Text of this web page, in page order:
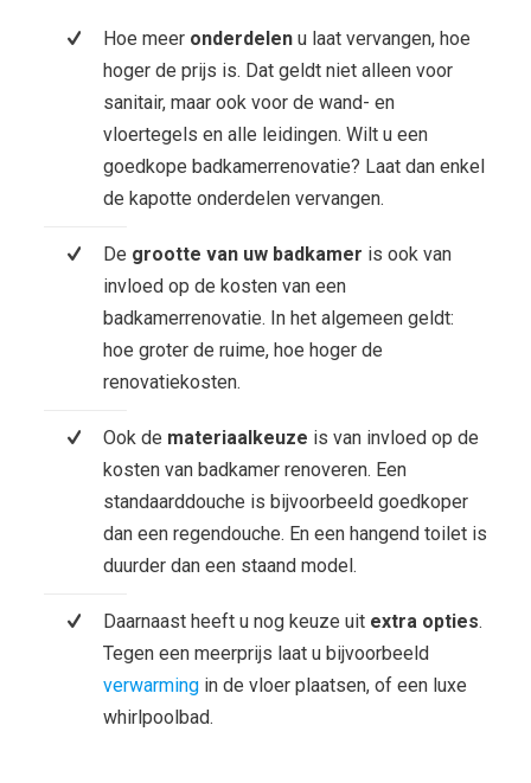
Hoe meer onderdelenu laat vervangen, hoe
hoger de prijs is. Dat geldt niet alleen voor
sanitair, maar ook voor de wand- en
vloertegels en alle leidingen. Wilt u een
goedkope badkamerrenovatie? Laat dan enkel
de kapotte onderdelen vervangen.
De grootte van uw badkamer is ook van
invloed op de kosten van een
badkamerrenovatie. In het algemeen geldt:
hoe groter de ruime, hoe hoger de
renovatiekosten.
Ook de materiaalkeuze is van invloed op de
kosten van badkamer renoveren. Een
standaarddouche is bijvoorbeeld goedkoper
dan een regendouche. En een hangend toilet is
duurder dan een staand model.
Daarnaast heeft u nog keuze uit extra opties.
Tegen een meerprijs laat u bijvoorbeeld
verwarmingin de vloer plaatsen, of een luxe
whirlpoolbad.